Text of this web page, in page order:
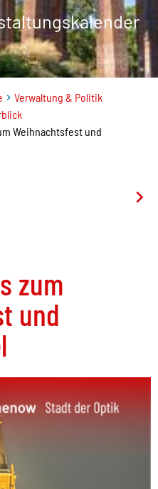
Verwaltung & Politik
Weihnachtsfest und
zum
und